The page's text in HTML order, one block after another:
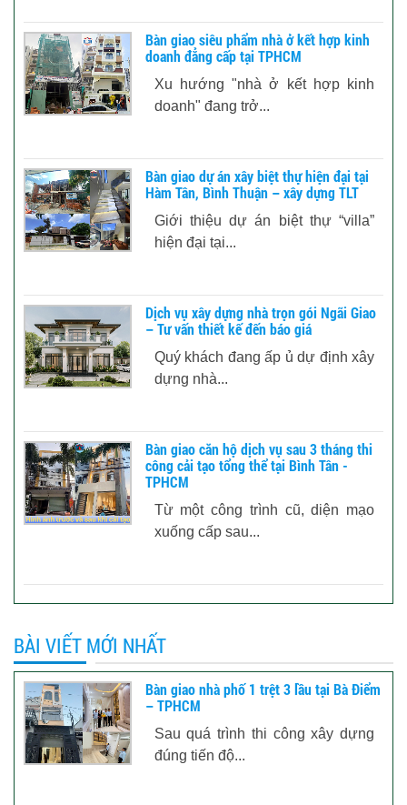
Bàn giao siêu phẩm nhà ở kết hợp kinh
doanh đẳng cấp tại TPHCM
Xu hướng "nhà ở kết hợp kinh
doanh" đang trở...
Bàn giao dự án xây biệt thự hiện đại tại
Hàm Tân, Bình Thuận – xây dựng TLT
Giới thiệu dự án biệt thự “villa”
hiện đại tại...
Dịch vụ xây dựng nhà trọn gói Ngãi Giao
– Tư vấn thiết kế đến báo giá
Quý khách đang ấp ủ dự định xây
dựng nhà...
Bàn giao căn hộ dịch vụ sau 3 tháng thi
công cải tạo tổng thể tại Bình Tân -
TPHCM
Từ một công trình cũ, diện mạo
xuống cấp sau...
BÀI VIẾT MỚI NHẤT
Bàn giao nhà phố 1 trệt 3 lầu tại Bà Điểm
– TPHCM
Sau quá trình thi công xây dựng
đúng tiến độ...